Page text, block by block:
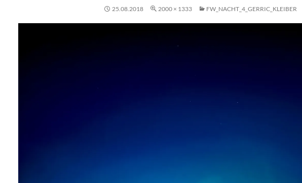
25.08.2018 2000 × 1333 FW_NACHT_4_GERRIC_KLEIBER